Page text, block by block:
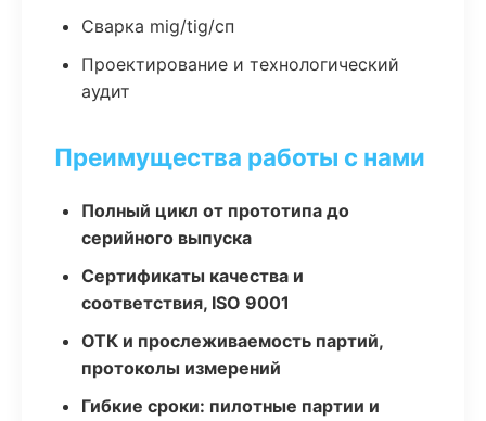
Сварка mig/tig/сп
Проектирование и технологический
аудит
Преимущества работы с нами
Полный цикл от прототипа до
серийного выпуска
Сертификаты качества и
соответствия, ISO 9001
ОТК и прослеживаемость партий,
протоколы измерений
Гибкие сроки: пилотные партии и